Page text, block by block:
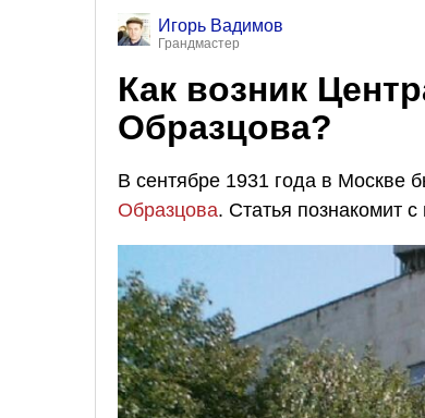
Игорь Вадимов
Грандмастер
Как возник
Образцова?
В сентябре 1931 года в Москве
Образцова. Статья познакомит